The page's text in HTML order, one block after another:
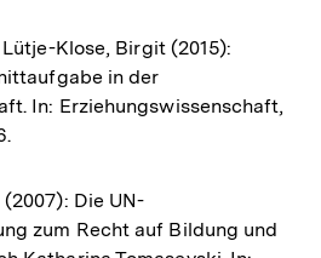
Klose, Birgit (2015):
in der
In: Erziehungswissenschaft,
Die UN-
zum Recht auf Bildung und